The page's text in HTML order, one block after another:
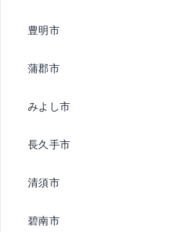
豊明市
蒲郡市
みよし市
長久手市
清須市
碧南市